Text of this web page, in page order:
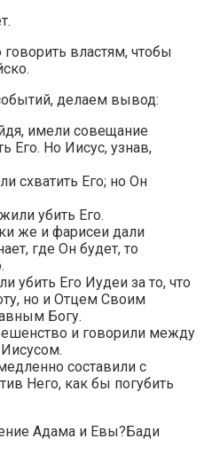
властям, чтобы
делаем вывод:
имели совещание
Его. Но Иисус, узнав,
схватить Его; но Он
убить Его.
же и фарисеи дали
где Он будет, то
убить Его Иудеи за то, что
но и Отцем Своим
Богу.
и говорили между
составили с
Него, как бы погубить
Адама и Евы?Бади